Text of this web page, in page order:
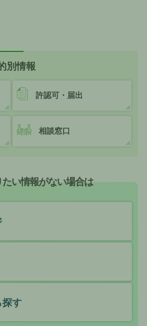
別情報
許認可・届出
相談窓口
い情報がない場合は
探す